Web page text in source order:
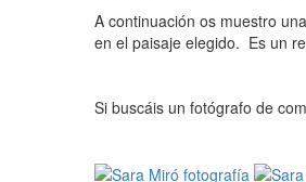
A continuación os muestro
en el paisaje elegido. Es un
Si buscáis un fotógrafo de